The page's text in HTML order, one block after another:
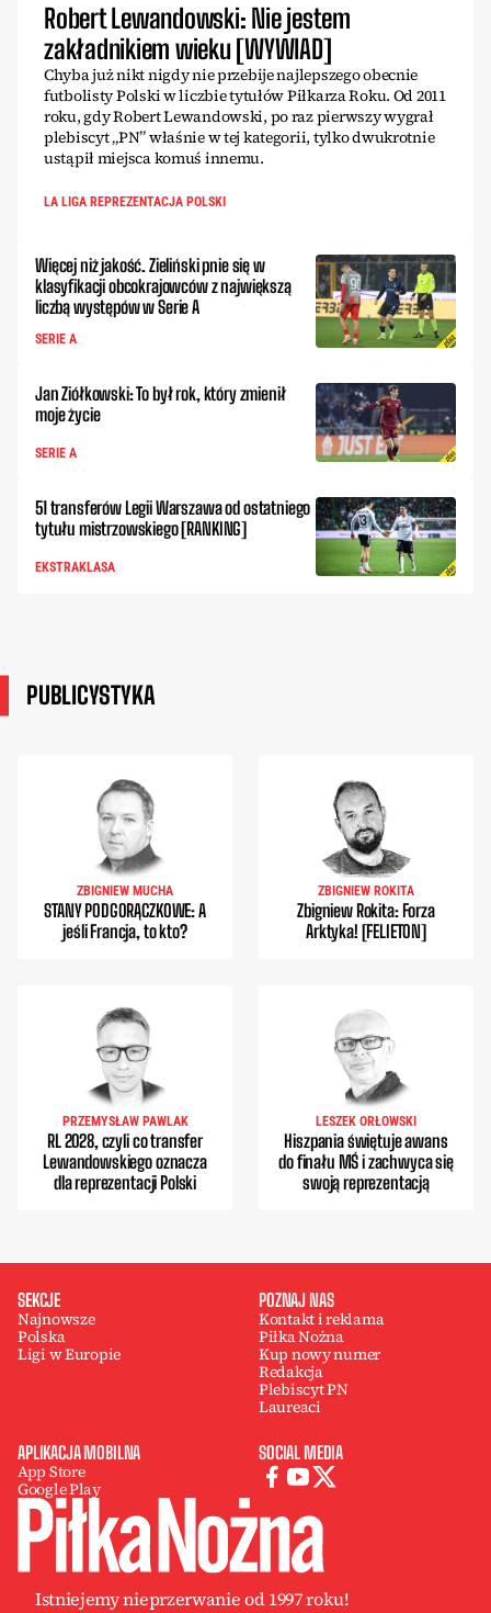
Robert Lewandowski: Nie jestem
zakładnikiem wieku [WYWIAD]
Chyba już nikt nigdy nie przebije najlepszego obecnie
futbolisty Polski w liczbie tytułów Piłkarza Roku. Od 2011
roku, gdy Robert Lewandowski, po raz pierwszy wygrał
plebiscyt „PN” właśnie w tej kategorii, tylko dwukrotnie
ustąpił miejsca komuś innemu.
LA LIGA REPREZENTACJA POLSKI
Więcej niż jakość. Zieliński pnie się w
klasyfikacji obcokrajowców z największą
liczbą występów w Serie A
SERIE A
Jan Ziółkowski: To był rok, który zmienił
moje życie
SERIE A
51 transferów Legii Warszawa od ostatniego
tytułu mistrzowskiego [RANKING]
EKSTRAKLASA
PUBLICYSTYKA
ZBIGNIEW MUCHA
STANY PODGORĄCZKOWE: A
jeśli Francja, to kto?
ZBIGNIEW ROKITA
Zbigniew Rokita: Forza
Arktyka! [FELIETON]
PRZEMYSŁAW PAWLAK
RL 2028, czyli co transfer
Lewandowskiego oznacza
dla reprezentacji Polski
LESZEK ORŁOWSKI
Hiszpania świętuje awans
do finału MŚ i zachwyca się
swoją reprezentacją
SEKCJE
Najnowsze
Polska
Ligi w Europie
POZNAJ NAS
Kontakt i reklama
Piłka Nożna
Kup nowy numer
Redakcja
Plebiscyt PN
Laureaci
APLIKACJA MOBILNA
App Store
Google Play
SOCIAL MEDIA
Istniejemy nieprzerwanie od 1997 roku!